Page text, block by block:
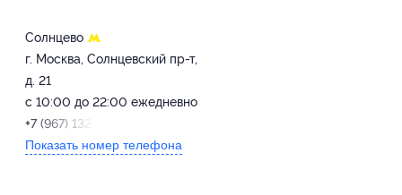
Солнцево
г. Москва, Солнцевский пр-т,
д. 21
с 10:00 до 22:00 ежедневно
+7 (967) 132-99-69
Показать номер телефона